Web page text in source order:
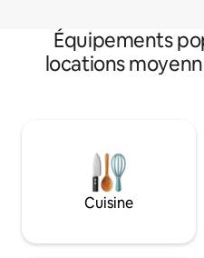
Équipements
locations
Cuisine